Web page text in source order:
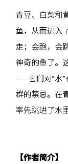
青豆、白菜和
鱼，从而进入
走；会跑，会
神奇的鱼了。
——它们对“水”
群的禁忌。在
率先跳进了水
【作者简介】